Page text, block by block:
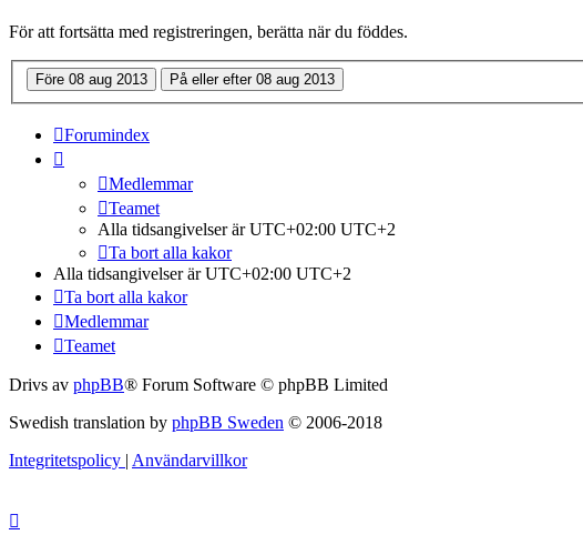
För att fortsätta med registreringen, berätta när du föddes.
Forumindex
Medlemmar
Teamet
Alla tidsangivelser är UTC+02:00 UTC+2
Ta bort alla kakor
Alla tidsangivelser är UTC+02:00 UTC+2
Ta bort alla kakor
Medlemmar
Teamet
Drivs av phpBB® Forum Software © phpBB Limited
Swedish translation by phpBB Sweden © 2006-2018
Integritetspolicy | Användarvillkor